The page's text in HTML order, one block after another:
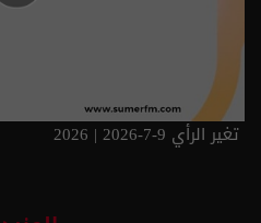
تغير الرأي 9-7-2026 | 2026